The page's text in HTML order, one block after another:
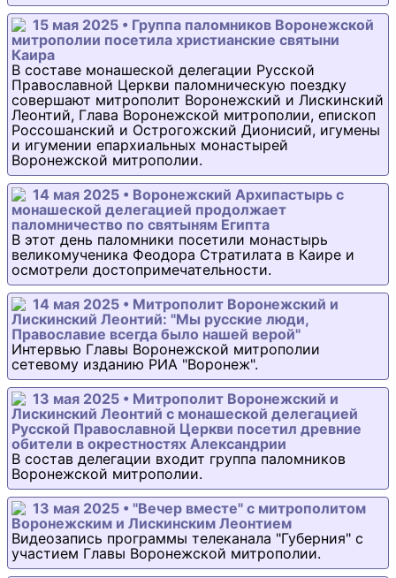
15 мая 2025 • Группа паломников Воронежской
митрополии посетила христианские святыни
Каира
В составе монашеской делегации Русской
Православной Церкви паломническую поездку
совершают митрополит Воронежский и Лискинский
Леонтий, Глава Воронежской митрополии, епископ
Россошанский и Острогожский Дионисий, игумены
и игумении епархиальных монастырей
Воронежской митрополии.
14 мая 2025 • Воронежский Архипастырь с
монашеской делегацией продолжает
паломничество по святыням Египта
В этот день паломники посетили монастырь
великомученика Феодора Стратилата в Каире и
осмотрели достопримечательности.
14 мая 2025 • Митрополит Воронежский и
Лискинский Леонтий: "Мы русские люди,
Православие всегда было нашей верой"
Интервью Главы Воронежской митрополии
сетевому изданию РИА "Воронеж".
13 мая 2025 • Митрополит Воронежский и
Лискинский Леонтий с монашеской делегацией
Русской Православной Церкви посетил древние
обители в окрестностях Александрии
В состав делегации входит группа паломников
Воронежской митрополии.
13 мая 2025 • "Вечер вместе" с митрополитом
Воронежским и Лискинским Леонтием
Видеозапись программы телеканала "Губерния" с
участием Главы Воронежской митрополии.